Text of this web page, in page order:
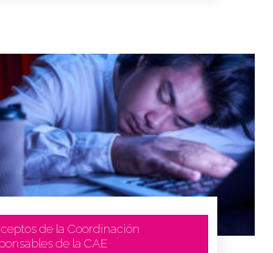
de la Coordinación
de la CAE